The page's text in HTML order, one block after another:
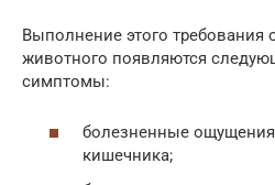
Выполнение этого требования
животного появляются
симптомы:
болезненные
кишечника;